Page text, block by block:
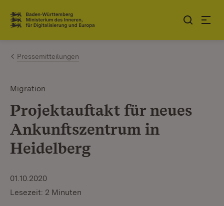
Zum Inhalt springen
Link zur Startseite
Pressemitteilungen
Migration
Projektauftakt für neues
Ankunftszentrum in
Heidelberg
01.10.2020
Lesezeit: 2 Minuten